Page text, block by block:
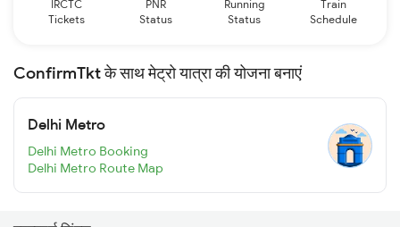
IRCTC
Tickets
PNR
Status
Running
Status
Train
Schedule
ConfirmTkt के साथ मेट्रो यात्रा की योजना बनाएं
Delhi Metro
Delhi Metro Booking
Delhi Metro Route Map